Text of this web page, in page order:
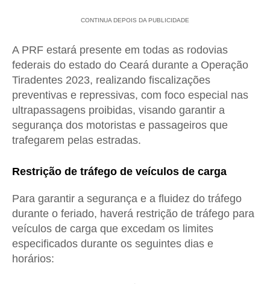
CONTINUA DEPOIS DA PUBLICIDADE
A PRF estará presente em todas as rodovias
federais do estado do Ceará durante a Operação
Tiradentes 2023, realizando fiscalizações
preventivas e repressivas, com foco especial nas
ultrapassagens proibidas, visando garantir a
segurança dos motoristas e passageiros que
trafegarem pelas estradas.
Restrição de tráfego de veículos de carga
Para garantir a segurança e a fluidez do tráfego
durante o feriado, haverá restrição de tráfego para
veículos de carga que excedam os limites
especificados durante os seguintes dias e
horários: